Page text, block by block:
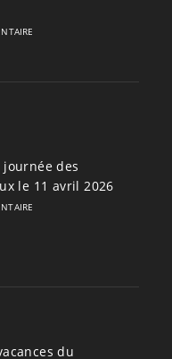
des
le 11 avril 2026
du